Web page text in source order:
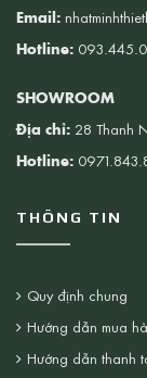
Email:
Hotline:
SHOWROOM
Địa chỉ: 28 Thanh
Hotline:
THÔNG TIN
Quy định chung
Hướng dẫn mua
Hướng dẫn thanh